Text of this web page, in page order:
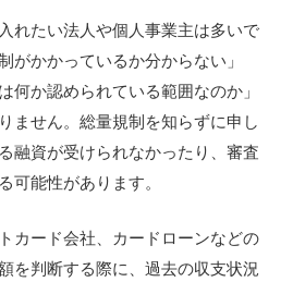
れたい法人や個人事業主は多いで
がかかっているか分からない」
何か認められている範囲なのか」
ません。総量規制を知らずに申し
融資が受けられなかったり、審査
可能性があります。
カード会社、カードローンなどの
を判断する際に、過去の収支状況